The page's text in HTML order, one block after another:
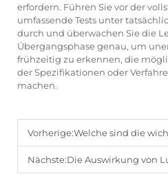
erfordern. Führen Sie vor der
umfassende Tests unter
durch und überwachen Sie die
Übergangsphase genau, um
frühzeitig zu erkennen, die
der Spezifikationen oder
machen.
Vorherige:Welche sind die wichtigsten
Nächste:Die Auswirkung von Luftfeuchtigkeit und